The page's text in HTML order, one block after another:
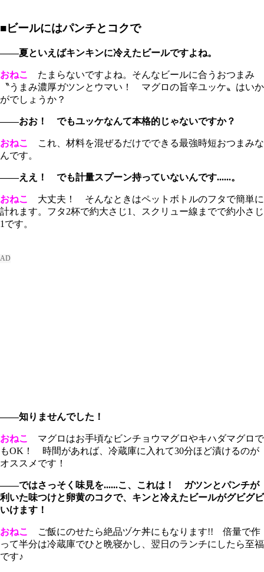
■ビールにはパンチとコクで
――夏といえばキンキンに冷えたビールですよね。
おねこ
たまらないですよね。そんなビールに合うおつまみ
〝うまみ濃厚ガツンとウマい！ マグロの旨辛ユッケ〟はいか
がでしょうか？
――おお！ でもユッケなんて本格的じゃないですか？
おねこ
これ、材料を混ぜるだけでできる最強時短おつまみな
んです。
――ええ！ でも計量スプーン持っていないんです......。
おねこ
大丈夫！ そんなときはペットボトルのフタで簡単に
計れます。フタ2杯で約大さじ1、スクリュー線までで約小さじ
1です。
――知りませんでした！
おねこ
マグロはお手頃なビンチョウマグロやキハダマグロで
もOK！ 時間があれば、冷蔵庫に入れて30分ほど漬けるのが
オススメです！
――ではさっそく味見を......こ、これは！ ガツンとパンチが
利いた味つけと卵黄のコクで、キンと冷えたビールがグビグビ
いけます！
おねこ
ご飯にのせたら絶品ヅケ丼にもなります!! 倍量で作
って半分は冷蔵庫でひと晩寝かし、翌日のランチにしたら至福
です♪